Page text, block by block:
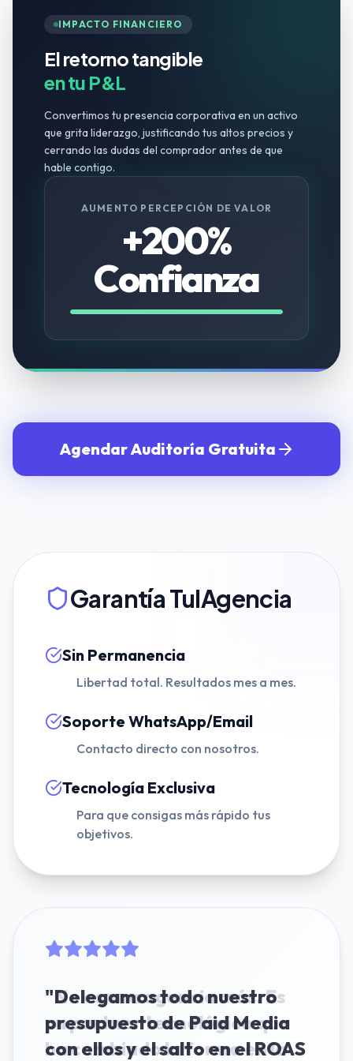
IMPACTO FINANCIERO
El retorno tangible
en tu P&L
Convertimos tu presencia corporativa en un activo
que grita liderazgo, justificando tus altos precios y
cerrando las dudas del comprador antes de que
hable contigo.
AUMENTO PERCEPCIÓN DE VALOR
+200%
Confianza
Agendar Auditoría Gratuita
Garantía TuIAgencia
Sin Permanencia
Libertad total. Resultados mes a mes.
Soporte WhatsApp/Email
Contacto directo con nosotros.
Tecnología Exclusiva
Para que consigas más rápido tus
objetivos.
"Delegamos todo nuestro
presupuesto de Paid Media
con ellos y el salto en el ROAS